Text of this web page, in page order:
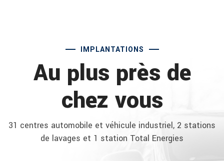
IMPLANTATIONS
Au plus près de
chez vous
31 centres automobile et véhicule industriel, 2 stations
de lavages et 1 station Total Energies